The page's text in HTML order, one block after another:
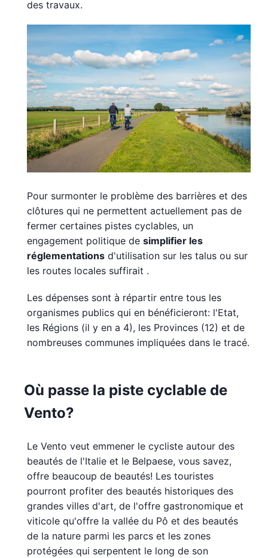
des travaux.
Pour surmonter le problème des barrières et des
clôtures qui ne permettent actuellement pas de
fermer certaines pistes cyclables, un
engagement politique de simplifier les
réglementations d'utilisation sur les talus ou sur
les routes locales suffirait .
Les dépenses sont à répartir entre tous les
organismes publics qui en bénéficieront: l'Etat,
les Régions (il y en a 4), les Provinces (12) et de
nombreuses communes impliquées dans le tracé.
Où passe la piste cyclable de
Vento?
Le Vento veut emmener le cycliste autour des
beautés de l'Italie et le Belpaese, vous savez,
offre beaucoup de beautés! Les touristes
pourront profiter des beautés historiques des
grandes villes d'art, de l'offre gastronomique et
viticole qu'offre la vallée du Pô et des beautés
de la nature parmi les parcs et les zones
protégées qui serpentent le long de son